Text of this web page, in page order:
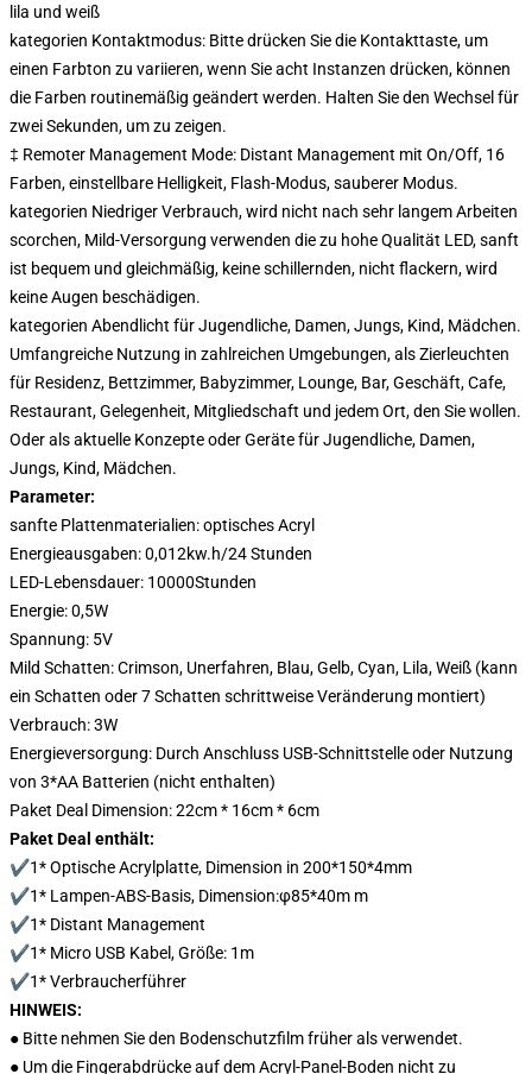
lila und weiß
kategorien Kontaktmodus: Bitte drücken Sie die Kontakttaste, um
einen Farbton zu variieren, wenn Sie acht Instanzen drücken, können
die Farben routinemäßig geändert werden. Halten Sie den Wechsel für
zwei Sekunden, um zu zeigen.
‡ Remoter Management Mode: Distant Management mit On/Off, 16
Farben, einstellbare Helligkeit, Flash-Modus, sauberer Modus.
kategorien Niedriger Verbrauch, wird nicht nach sehr langem Arbeiten
scorchen, Mild-Versorgung verwenden die zu hohe Qualität LED, sanft
ist bequem und gleichmäßig, keine schillernden, nicht flackern, wird
keine Augen beschädigen.
kategorien Abendlicht für Jugendliche, Damen, Jungs, Kind, Mädchen.
Umfangreiche Nutzung in zahlreichen Umgebungen, als Zierleuchten
für Residenz, Bettzimmer, Babyzimmer, Lounge, Bar, Geschäft, Cafe,
Restaurant, Gelegenheit, Mitgliedschaft und jedem Ort, den Sie wollen.
Oder als aktuelle Konzepte oder Geräte für Jugendliche, Damen,
Jungs, Kind, Mädchen.
Parameter:
sanfte Plattenmaterialien: optisches Acryl
Energieausgaben: 0,012kw.h/24 Stunden
LED-Lebensdauer: 10000Stunden
Energie: 0,5W
Spannung: 5V
Mild Schatten: Crimson, Unerfahren, Blau, Gelb, Cyan, Lila, Weiß (kann
ein Schatten oder 7 Schatten schrittweise Veränderung montiert)
Verbrauch: 3W
Energieversorgung: Durch Anschluss USB-Schnittstelle oder Nutzung
von 3*AA Batterien (nicht enthalten)
Paket Deal Dimension: 22cm * 16cm * 6cm
Paket Deal enthält:
✔1* Optische Acrylplatte, Dimension in 200*150*4mm
✔1* Lampen-ABS-Basis, Dimension:φ85*40m m
✔1* Distant Management
✔1* Micro USB Kabel, Größe: 1m
✔1* Verbraucherführer
HINWEIS:
● Bitte nehmen Sie den Bodenschutzfilm früher als verwendet.
● Um die Fingerabdrücke auf dem Acryl-Panel-Boden nicht zu